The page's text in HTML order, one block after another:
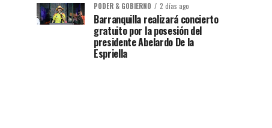
PODER & GOBIERNO 2 días ago
Barranquilla realizará concierto
gratuito por la posesión del
presidente Abelardo De la
Espriella